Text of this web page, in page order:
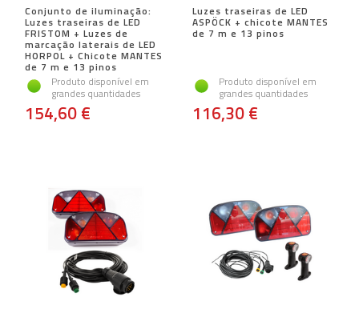
Conjunto de iluminação:
Luzes traseiras de LED
FRISTOM + Luzes de
marcação laterais de LED
HORPOL + Chicote MANTES
de 7 m e 13 pinos
Produto disponível em
grandes quantidades
154,60 €
Luzes traseiras de LED
ASPÖCK + chicote MANTES
de 7 m e 13 pinos
Produto disponível em
grandes quantidades
116,30 €